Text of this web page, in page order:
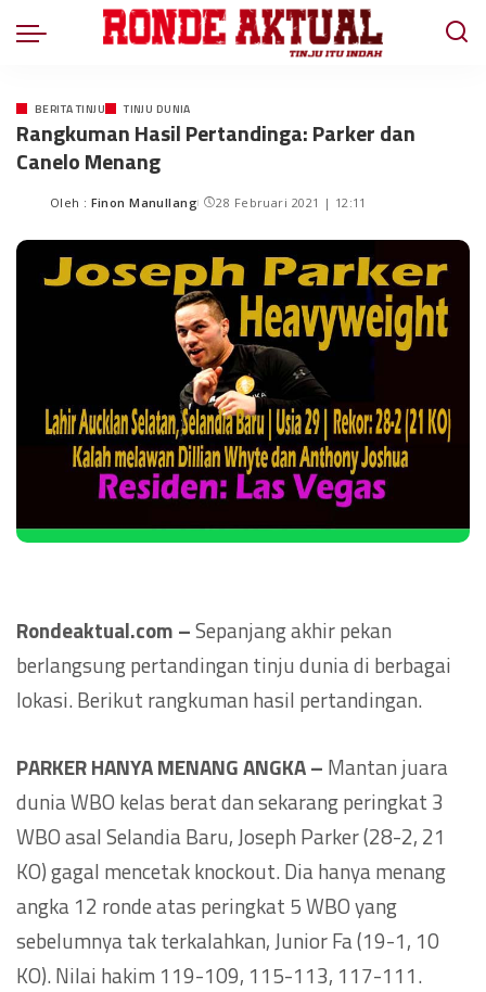
BERITA TINJU TINJU DUNIA
Rangkuman Hasil Pertandinga: Parker dan
Canelo Menang
Oleh : Finon Manullang 28 Februari 2021 | 12:11
Rondeaktual.com –Sepanjang akhir pekan
berlangsung pertandingan tinju dunia di berbagai
lokasi. Berikut rangkuman hasil pertandingan.
PARKER HANYA MENANG ANGKA – Mantan juara
dunia WBO kelas berat dan sekarang peringkat 3
WBO asal Selandia Baru, Joseph Parker (28-2, 21
KO) gagal mencetak knockout. Dia hanya menang
angka 12 ronde atas peringkat 5 WBO yang
sebelumnya tak terkalahkan, Junior Fa (19-1, 10
KO). Nilai hakim 119-109, 115-113, 117-111.